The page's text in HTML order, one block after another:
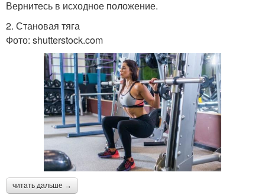
Вернитесь в исходное положение.
2. Становая тяга
Фото: shutterstock.com
читать дальше →